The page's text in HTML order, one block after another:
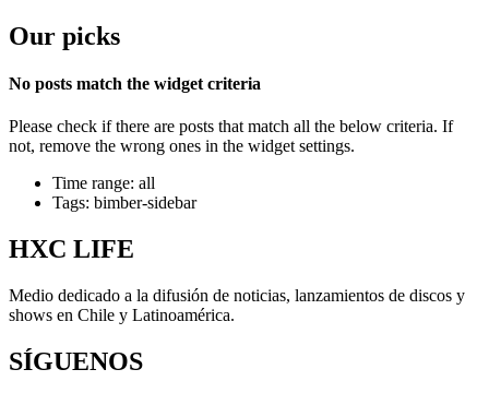
Our picks
No posts match the widget criteria
Please check if there are posts that match all the below criteria. If
not, remove the wrong ones in the widget settings.
Time range: all
Tags: bimber-sidebar
HXC LIFE
Medio dedicado a la difusión de noticias, lanzamientos de discos y
shows en Chile y Latinoamérica.
SÍGUENOS